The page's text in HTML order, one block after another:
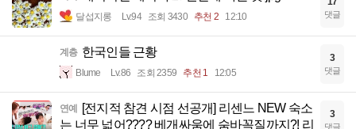
달섭지롱 Lv.94 조회 3430 추천 2 12:10 댓글
계층 한국인들 근황
Blume Lv.86 조회 2359 추천 1 12:05
3
댓글
연예
[전지적 참견 시점 선공개] 리센느 NEW 숙소
는 너무 넓어???? 베개싸움에 숨바꼭질까지?! 리
3
댓글